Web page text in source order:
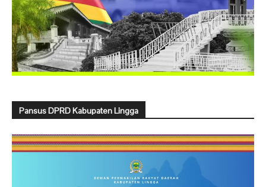
Pansus DPRD Kabupaten Lingga